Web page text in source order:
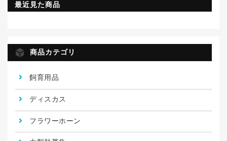
最近見た商品
商品カテゴリ
飼育用品
ディスカス
フラワーホーン